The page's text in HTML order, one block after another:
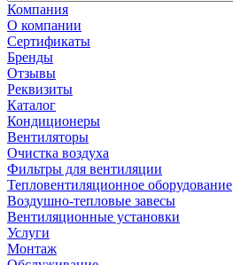
Компания
О компании
Сертификаты
Бренды
Отзывы
Реквизиты
Каталог
Кондиционеры
Вентиляторы
Очистка воздуха
Фильтры для вентиляции
Тепловентиляционное оборудование
Воздушно-тепловые завесы
Вентиляционные установки
Услуги
Монтаж